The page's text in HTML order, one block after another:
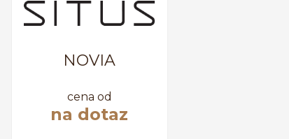
NOVIA
cena od
na dotaz